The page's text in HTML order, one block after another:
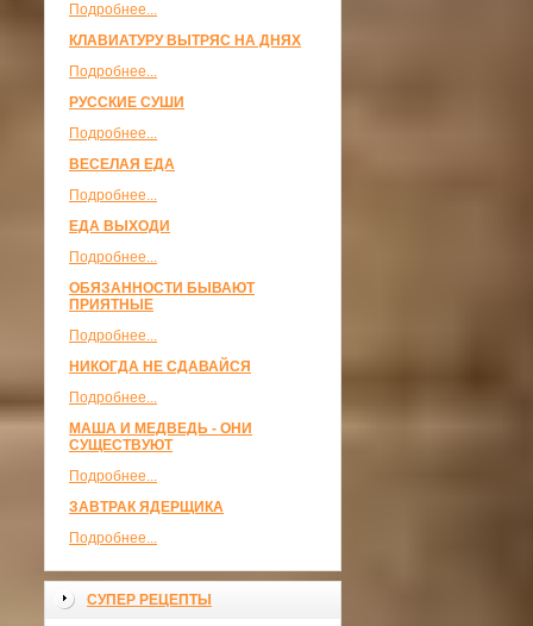
Подробнее...
КЛАВИАТУРУ ВЫТРЯС НА ДНЯХ
Подробнее...
РУССКИЕ СУШИ
Подробнее...
ВЕСЕЛАЯ ЕДА
Подробнее...
ЕДА ВЫХОДИ
Подробнее...
ОБЯЗАННОСТИ БЫВАЮТ
ПРИЯТНЫЕ
Подробнее...
НИКОГДА НЕ СДАВАЙСЯ
Подробнее...
МАША И МЕДВЕДЬ - ОНИ
СУЩЕСТВУЮТ
Подробнее...
ЗАВТРАК ЯДЕРЩИКА
Подробнее...
СУПЕР РЕЦЕПТЫ